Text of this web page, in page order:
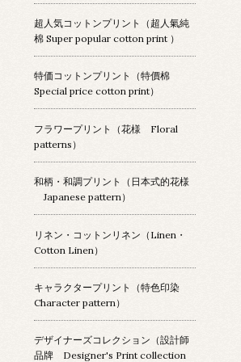
超人気コットンプリント（超人氣純
棉 Super popular cotton print ）
特価コットンプリント（特價棉
Special price cotton print）
フラワープリント（花様 Floral
patterns）
和柄・和調プリント（日本式的花様
Japanese pattern）
リネン・コットンリネン（Linen・
Cotton Linen）
キャラクタープリント（特色印染
Character pattern）
デザイナーズコレクション（設計師
品牌 Designer's Print collection